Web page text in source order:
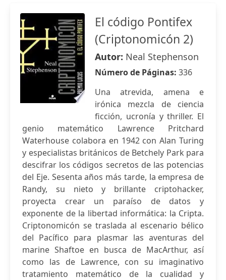
El código Pontifex
(Criptonomicón 2)
Autor: Neal Stephenson
Número de Páginas: 336
Una atrevida, amena e
irónica mezcla de ciencia
ficción, ucronía y thriller. El
genio matemático Lawrence Pritchard
Waterhouse colabora en 1942 con Alan Turing
y especialistas británicos de Betchely Park para
descifrar los códigos secretos de las potencias
del Eje. Sesenta años más tarde, la empresa de
Randy, su nieto y brillante criptohacker,
proyecta crear un paraíso de datos y
exponente de la libertad informática: la Cripta.
Criptonomicón se traslada al escenario bélico
del Pacífico para plasmar las aventuras del
marine Shaftoe en busca de MacArthur, así
como las de Lawrence, con su imaginativo
tratamiento matemático de la cualidad y